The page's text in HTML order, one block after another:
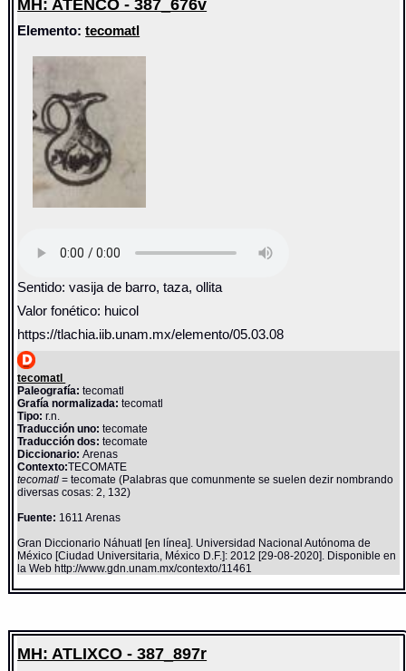
MH: ATENCO - 387_676v
Elemento:tecomatl
Sentido: vasija de barro, taza, ollita
Valor fonético: huicol
https://tlachia.iib.unam.mx/elemento/05.03.08
tecomatl
Paleografía: tecomatl
Grafía normalizada: tecomatl
Tipo: r.n.
Traducción uno: tecomate
Traducción dos: tecomate
Diccionario:Arenas
Contexto:TECOMATE
tecomatl= tecomate (Palabras que comunmente se suelen dezir nombrando
diversas cosas: 2, 132)
Fuente: 1611 Arenas
Gran Diccionario Náhuatl [en línea]. Universidad Nacional Autónoma de
México [Ciudad Universitaria, México D.F.]: 2012 [29-08-2020]. Disponible en
la Web http://www.gdn.unam.mx/contexto/11461
MH: ATLIXCO - 387_897r